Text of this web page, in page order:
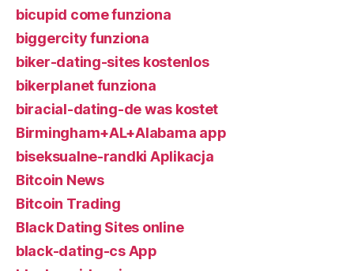
bicupid come funziona
biggercity funziona
biker-dating-sites kostenlos
bikerplanet funziona
biracial-dating-de was kostet
Birmingham+AL+Alabama app
biseksualne-randki Aplikacja
Bitcoin News
Bitcoin Trading
Black Dating Sites online
black-dating-cs App